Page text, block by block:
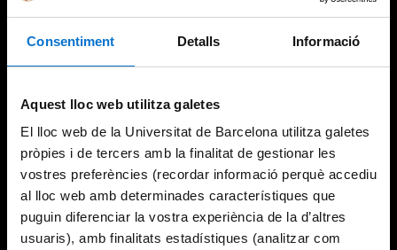
Consentiment Detalls Informació
Aquest lloc web utilitza galetes
El lloc web de la Universitat de Barcelona utilitza galetes
pròpies i de tercers amb la finalitat de gestionar les
vostres preferències (recordar informació perquè accediu
al lloc web amb determinades característiques que
puguin diferenciar la vostra experiència de la d’altres
usuaris), amb finalitats estadístiques (analitzar com